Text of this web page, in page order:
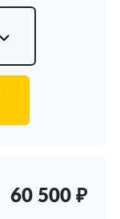
60 500 ₽